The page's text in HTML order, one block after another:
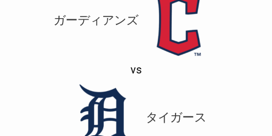
ガーディアンズ
vs
タイガース